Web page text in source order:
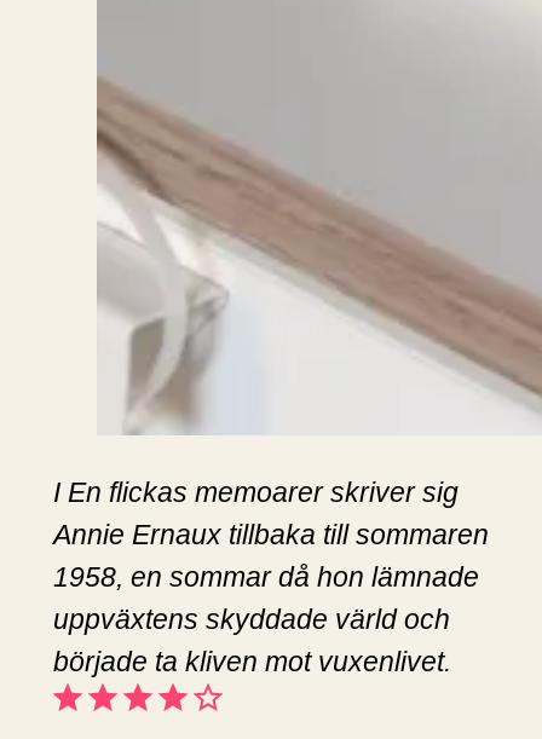
I En flickas memoarer skriver sig
Annie Ernaux tillbaka till sommaren
1958, en sommar då hon lämnade
uppväxtens skyddade värld och
började ta kliven mot vuxenlivet.